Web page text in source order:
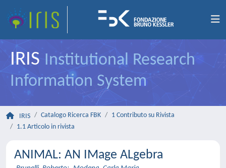
IRIS Institutional Research
Information System
IRIS Catalogo Ricerca FBK
1 Contributo su Rivista
1.1 Articolo in rivista
ANIMAL: AN IMage ALgebra